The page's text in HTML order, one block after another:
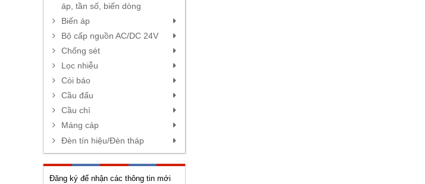
áp, tần số, biến dòng
Biến áp
Bộ cấp nguồn AC/DC 24V
Chống sét
Lọc nhiễu
Còi báo
Cầu đấu
Cầu chì
Máng cáp
Đèn tín hiệu/Đèn tháp
Đăng ký để nhận các thông tin mới